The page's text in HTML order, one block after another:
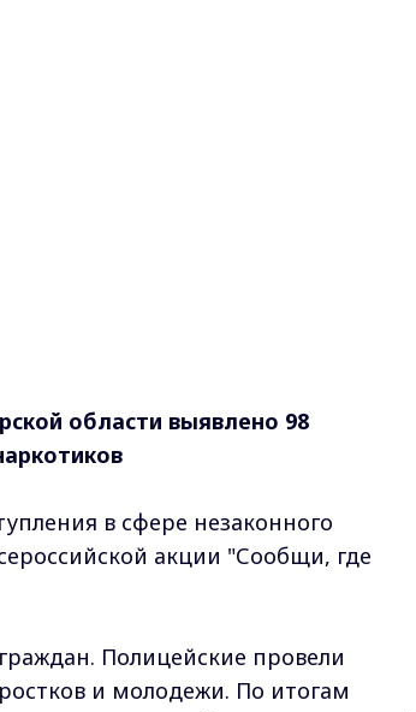
области выявлено 98
в сфере незаконного
акции "Сообщи, где
Полицейские провели
и молодежи. По итогам